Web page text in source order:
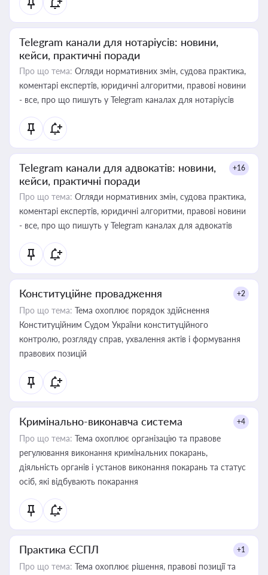
Telegram канали для нотаріусів: новини,
кейси, практичні поради
Про що тема: Огляди нормативних змін, судова практика,
коментарі експертів, юридичні алгоритми, правові новини
- все, про що пишуть у Telegram каналах для нотаріусів
Telegram канали для адвокатів: новини,
кейси, практичні поради
+16
Про що тема: Огляди нормативних змін, судова практика,
коментарі експертів, юридичні алгоритми, правові новини
- все, про що пишуть у Telegram каналах для адвокатів
Конституційне провадження +2
Про що тема: Тема охоплює порядок здійснення
Конституційним Судом України конституційного
контролю, розгляду справ, ухвалення актів і формування
правових позицій
Кримінально-виконавча система +4
Про що тема: Тема охоплює організацію та правове
регулювання виконання кримінальних покарань,
діяльність органів і установ виконання покарань та статус
осіб, які відбувають покарання
Практика ЄСПЛ +1
Про що тема: Тема охоплює рішення, правові позиції та